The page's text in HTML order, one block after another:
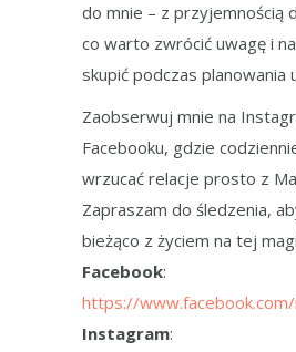
do mnie – z przyjemnością
co warto zwrócić uwagę i
skupić podczas planowania
Zaobserwuj mnie na
Facebooku, gdzie
wrzucać relacje prosto z
Zapraszam do śledzenia,
bieżąco z życiem na tej
Facebook:
https://
Instagram: